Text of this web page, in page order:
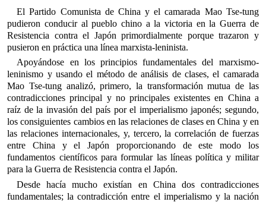
El Partido Comunista de China y el camarada Mao Tse-tung
pudieron conducir al pueblo chino a la victoria en la Guerra de
Resistencia contra el Japón primordialmente porque trazaron y
pusieron en práctica una línea marxista-leninista.
Apoyándose en los principios fundamentales del marxismo-
leninismo y usando el método de análisis de clases, el camarada
Mao Tse-tung analizó, primero, la transformación mutua de las
contradicciones principal y no principales existentes en China a
raíz de la invasión del país por el imperialismo japonés; segundo,
los consiguientes cambios en las relaciones de clases en China y en
las relaciones internacionales, y, tercero, la correlación de fuerzas
entre China y el Japón proporcionando de este modo los
fundamentos científicos para formular las líneas política y militar
para la Guerra de Resistencia contra el Japón.
Desde hacía mucho existían en China dos contradicciones
fundamentales; la contradicción entre el imperialismo y la nación